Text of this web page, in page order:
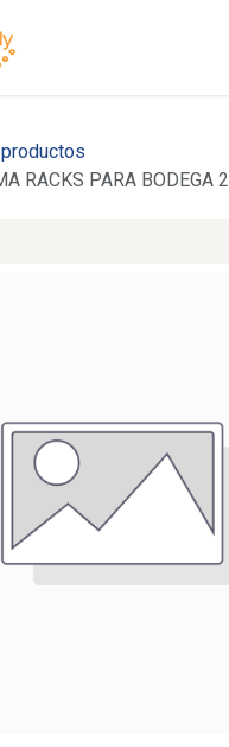
RACKS PARA BODEGA 2